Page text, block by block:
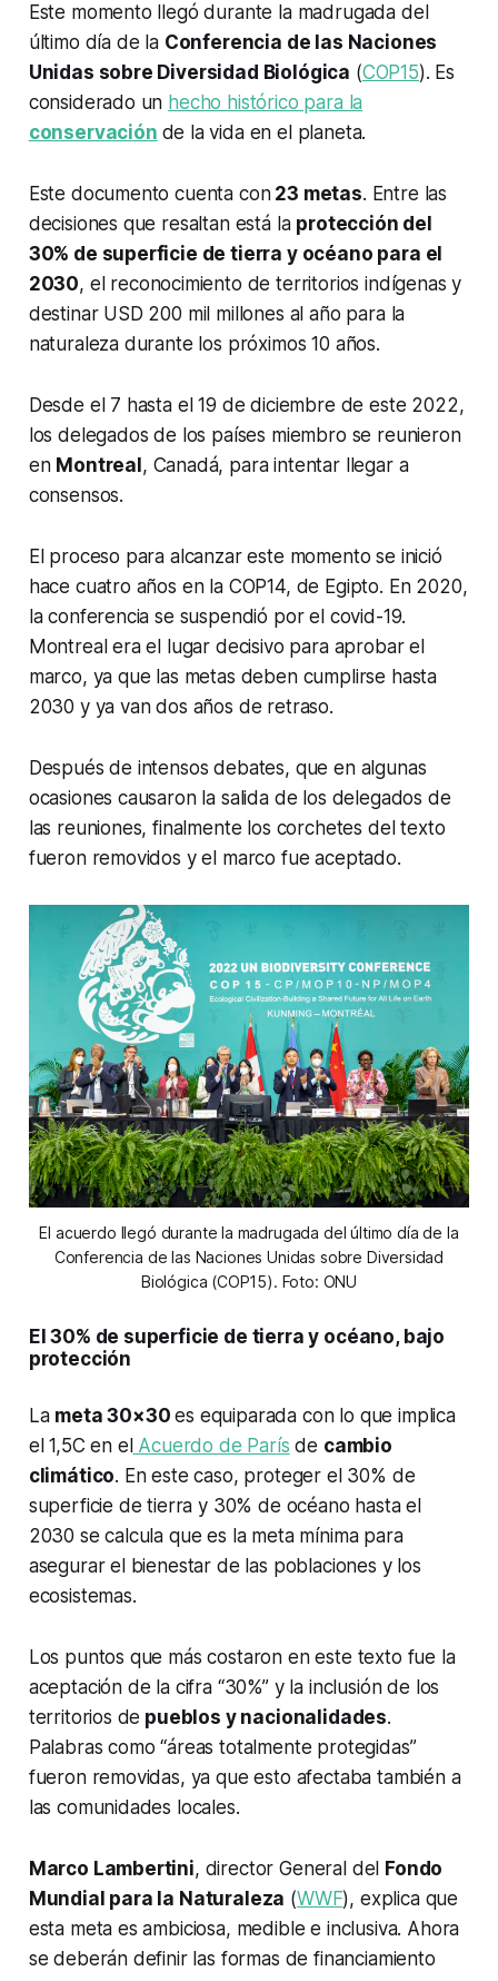
Este momento llegó durante la madrugada del
último día de la Conferencia de las Naciones
Unidas sobre Diversidad Biológica (COP15). Es
considerado un hecho histórico para la
conservación de la vida en el planeta.
Este documento cuenta con23 metas. Entre las
decisiones que resaltan está la protección del
30% de superficie de tierra y océano para el
2030, el reconocimiento de territorios indígenas y
destinar USD 200 mil millones al año para la
naturaleza durante los próximos 10 años.
Desde el 7 hasta el 19 de diciembre de este 2022,
los delegados de los países miembro se reunieron
en Montreal , Canadá, para intentar llegar a
consensos.
El proceso para alcanzar este momento se inició
hace cuatro años en la COP14, de Egipto. En 2020,
la conferencia se suspendió por el covid-19.
Montreal era el lugar decisivo para aprobar el
marco, ya que las metas deben cumplirse hasta
2030 y ya van dos años de retraso.
Después de intensos debates, que en algunas
ocasiones causaron la salida de los delegados de
las reuniones, finalmente los corchetes del texto
fueron removidos y el marco fue aceptado.
El acuerdo llegó durante la madrugada del último día de la
Conferencia de las Naciones Unidas sobre Diversidad
Biológica (COP15). Foto: ONU
El 30% de superficie de tierra y océano, bajo
protección
La meta 30×30es equiparada con lo que implica
el 1,5C en elAcuerdo de París de cambio
climático. En este caso, proteger el 30% de
superficie de tierra y 30% de océano hasta el
2030 se calcula que es la meta mínima para
asegurar el bienestar de las poblaciones y los
ecosistemas.
Los puntos que más costaron en este texto fue la
aceptación de la cifra “30%” y la inclusión de los
territorios de pueblos y nacionalidades.
Palabras como “áreas totalmente protegidas”
fueron removidas, ya que esto afectaba también a
las comunidades locales.
Marco Lambertini, director General del Fondo
Mundial para la Naturaleza (WWF), explica que
esta meta es ambiciosa, medible e inclusiva. Ahora
se deberán definir las formas de financiamiento